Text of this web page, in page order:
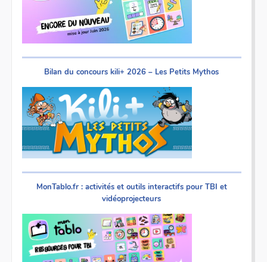
Bilan du concours kili+ 2026 – Les Petits Mythos
MonTablo.fr : activités et outils interactifs pour TBI et
vidéoprojecteurs